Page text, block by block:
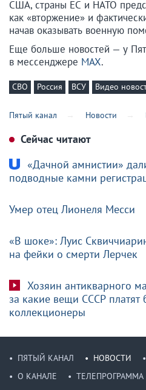
США, страны ЕС и НАТО
как «вторжение» и
начав оказывать военную
Еще больше новостей — у
в мессенджере MAX.
СВО Россия ВСУ Видео
Пятый канал Новости
Сейчас читают
«Дачной амнистии»
подводные камни
Умер отец Лионеля Месси
«В шоке»: Луис
на фейки о смерти Лерчек
Хозяин антикварного
за какие вещи СССР платят
коллекционеры
ПЯТЫЙ КАНАЛ НОВОСТИ
О КАНАЛЕ
ТЕЛЕПРОГРАММА